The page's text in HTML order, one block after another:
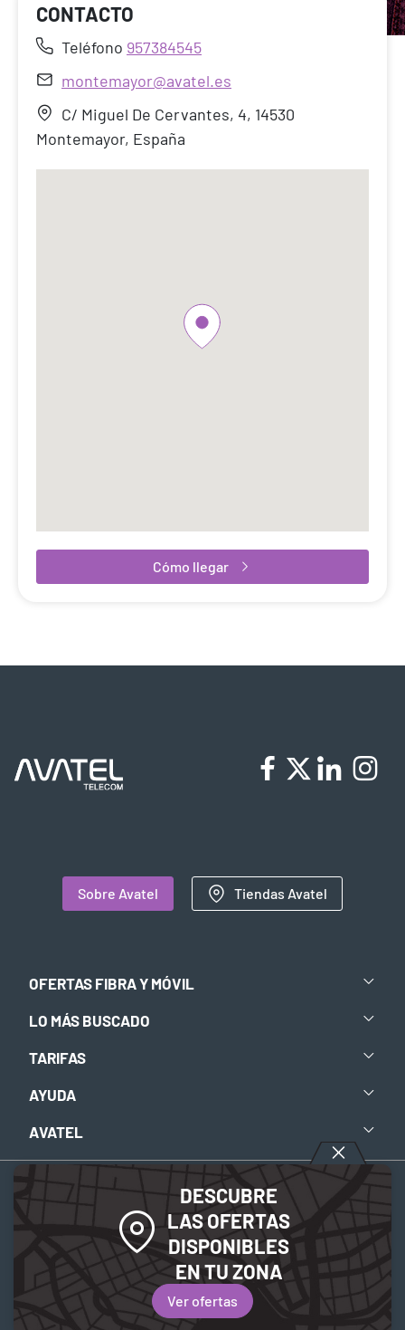
DESCUBRE
LAS OFERTAS
DISPONIBLES
EN TU ZONA
Ver ofertas
CONTACTO
Teléfono 957384545
montemayor@avatel.es
C/ Miguel De Cervantes, 4, 14530
Montemayor, España
Cómo llegar
Sobre Avatel Tiendas Avatel
OFERTAS FIBRA Y MÓVIL
LO MÁS BUSCADO
TARIFAS
AYUDA
AVATEL
Política de privacidad-Política de Cookies
© 2026 Avatel Telecom. Todos los derechos reservados.